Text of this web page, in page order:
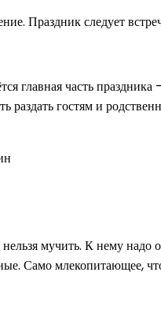
Праздник следует
главная часть
гостям и
мучить. К нему
Само млекопитающее,